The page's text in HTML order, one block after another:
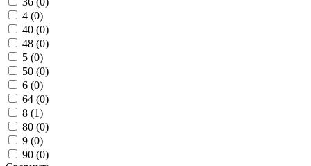
4 (0)
40 (0)
48 (0)
5 (0)
50 (0)
6 (0)
64 (0)
8 (1)
80 (0)
9 (0)
90 (0)